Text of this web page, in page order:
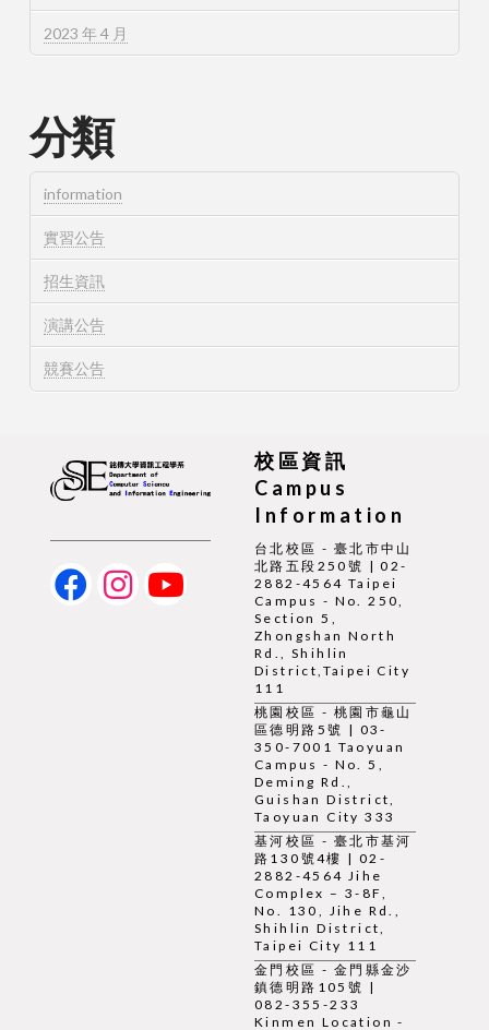
2023 年 4 月
分類
information
實習公告
招生資訊
演講公告
競賽公告
校區資訊
Campus
Information
台北校區 - 臺北市中山
北路五段250號 | 02-
2882-4564 Taipei
Campus - No. 250,
Section 5,
Zhongshan North
Rd., Shihlin
District,Taipei City
111
桃園校區 - 桃園市龜山
區德明路5號 | 03-
350-7001 Taoyuan
Campus - No. 5,
Deming Rd.,
Guishan District,
Taoyuan City 333
基河校區 - 臺北市基河
路130號4樓 | 02-
2882-4564 Jihe
Complex – 3-8F,
No. 130, Jihe Rd.,
Shihlin District,
Taipei City 111
金門校區 - 金門縣金沙
鎮德明路105號 |
082-355-233
Kinmen Location -